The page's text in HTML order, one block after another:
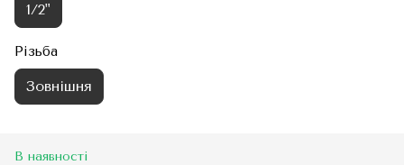
1/2"
Різьба
Зовнішня
В наявності